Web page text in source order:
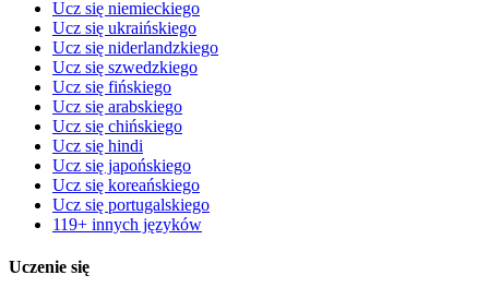
Ucz się niemieckiego
Ucz się ukraińskiego
Ucz się niderlandzkiego
Ucz się szwedzkiego
Ucz się fińskiego
Ucz się arabskiego
Ucz się chińskiego
Ucz się hindi
Ucz się japońskiego
Ucz się koreańskiego
Ucz się portugalskiego
119+ innych języków
Uczenie się